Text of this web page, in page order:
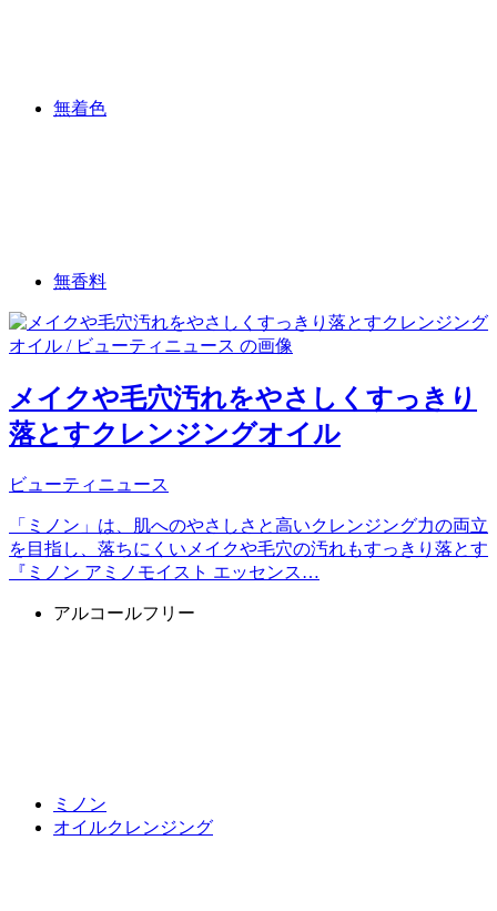
無着色
無香料
メイクや毛穴汚れをやさしくすっきり
落とすクレンジングオイル
ビューティニュース
「ミノン」は、肌へのやさしさと高いクレンジング力の両立
を目指し、落ちにくいメイクや毛穴の汚れもすっきり落とす
『ミノン アミノモイスト エッセンス…
アルコールフリー
ミノン
オイルクレンジング